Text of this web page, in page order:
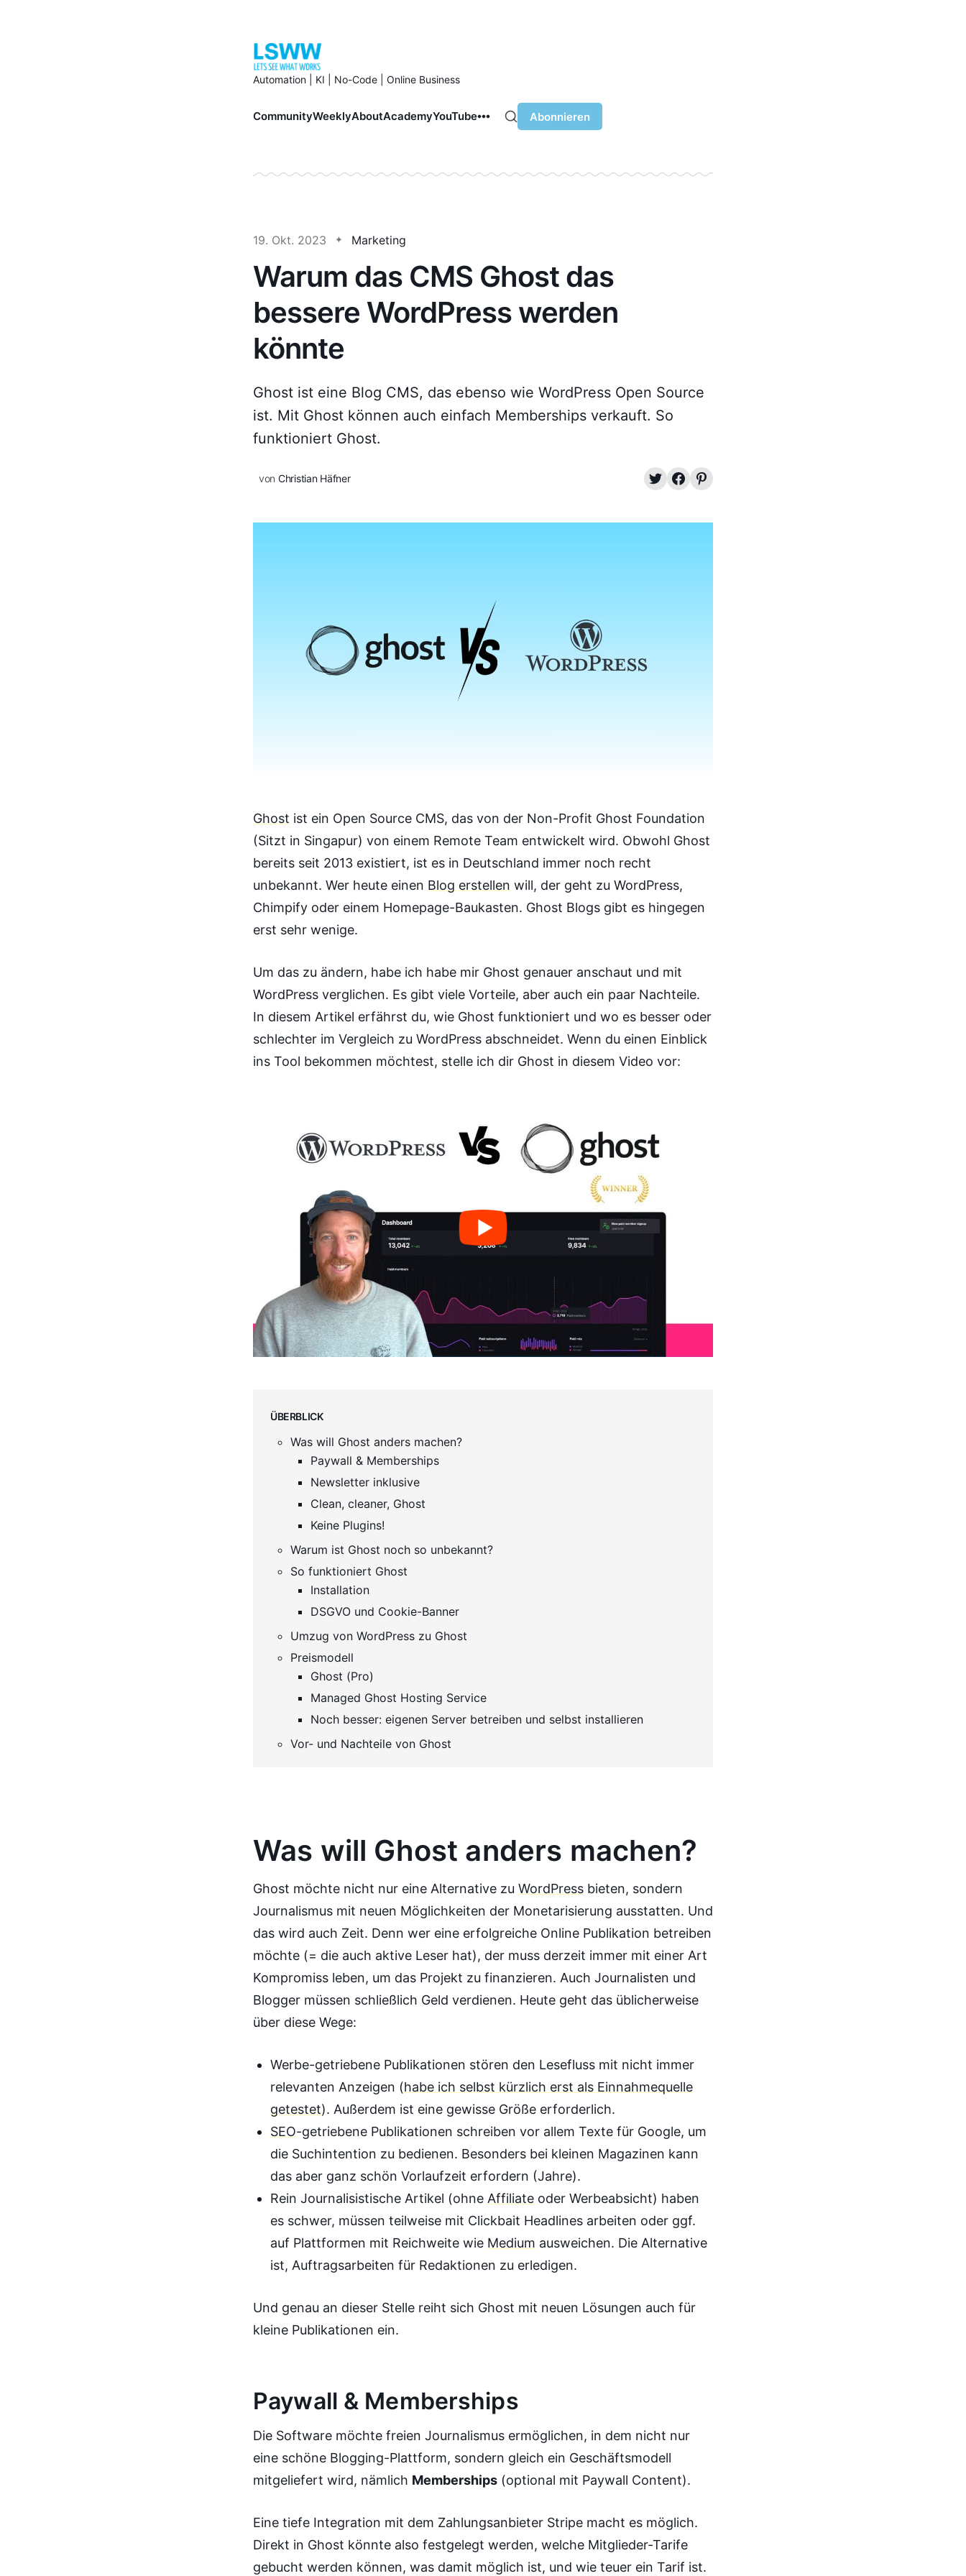
Automation | KI | No-Code | Online Business
CommunityWeeklyAboutAcademyYouTube Abonnieren
19. Okt. 2023 Marketing
Warum das CMS Ghost das
bessere WordPress werden
könnte
Ghost ist eine Blog CMS, das ebenso wie WordPress Open Source
ist. Mit Ghost können auch einfach Memberships verkauft. So
funktioniert Ghost.
von Christian Häfner
Ghost ist ein Open Source CMS, das von der Non-Profit Ghost Foundation
(Sitzt in Singapur) von einem Remote Team entwickelt wird. Obwohl Ghost
bereits seit 2013 existiert, ist es in Deutschland immer noch recht
unbekannt. Wer heute einen Blog erstellen will, der geht zu WordPress,
Chimpify oder einem Homepage-Baukasten. Ghost Blogs gibt es hingegen
erst sehr wenige.
Um das zu ändern, habe ich habe mir Ghost genauer anschaut und mit
WordPress verglichen. Es gibt viele Vorteile, aber auch ein paar Nachteile.
In diesem Artikel erfährst du, wie Ghost funktioniert und wo es besser oder
schlechter im Vergleich zu WordPress abschneidet. Wenn du einen Einblick
ins Tool bekommen möchtest, stelle ich dir Ghost in diesem Video vor:
Überblick
Was will Ghost anders machen?
Paywall & Memberships
Newsletter inklusive
Clean, cleaner, Ghost
Keine Plugins!
Warum ist Ghost noch so unbekannt?
So funktioniert Ghost
Installation
DSGVO und Cookie-Banner
Umzug von WordPress zu Ghost
Preismodell
Ghost (Pro)
Managed Ghost Hosting Service
Noch besser: eigenen Server betreiben und selbst installieren
Vor- und Nachteile von Ghost
Was will Ghost anders machen?
Ghost möchte nicht nur eine Alternative zu WordPress bieten, sondern
Journalismus mit neuen Möglichkeiten der Monetarisierung ausstatten. Und
das wird auch Zeit. Denn wer eine erfolgreiche Online Publikation betreiben
möchte (= die auch aktive Leser hat), der muss derzeit immer mit einer Art
Kompromiss leben, um das Projekt zu finanzieren. Auch Journalisten und
Blogger müssen schließlich Geld verdienen. Heute geht das üblicherweise
über diese Wege:
Werbe-getriebene Publikationen stören den Lesefluss mit nicht immer
relevanten Anzeigen (habe ich selbst kürzlich erst als Einnahmequelle
getestet). Außerdem ist eine gewisse Größe erforderlich.
SEO-getriebene Publikationen schreiben vor allem Texte für Google, um
die Suchintention zu bedienen. Besonders bei kleinen Magazinen kann
das aber ganz schön Vorlaufzeit erfordern (Jahre).
Rein Journalisistische Artikel (ohne Affiliate oder Werbeabsicht) haben
es schwer, müssen teilweise mit Clickbait Headlines arbeiten oder ggf.
auf Plattformen mit Reichweite wie Medium ausweichen. Die Alternative
ist, Auftragsarbeiten für Redaktionen zu erledigen.
Und genau an dieser Stelle reiht sich Ghost mit neuen Lösungen auch für
kleine Publikationen ein.
Paywall & Memberships
Die Software möchte freien Journalismus ermöglichen, in dem nicht nur
eine schöne Blogging-Plattform, sondern gleich ein Geschäftsmodell
mitgeliefert wird, nämlich Memberships (optional mit Paywall Content).
Eine tiefe Integration mit dem Zahlungsanbieter Stripe macht es möglich.
Direkt in Ghost könnte also festgelegt werden, welche Mitglieder-Tarife
gebucht werden können, was damit möglich ist, und wie teuer ein Tarif ist.